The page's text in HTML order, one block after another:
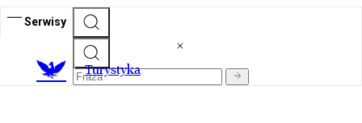
Serwisy
Turystyka